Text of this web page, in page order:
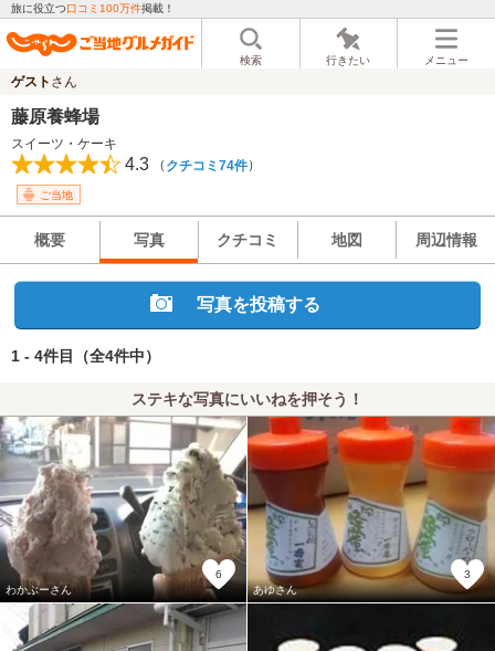
旅に役立つ口コミ100万件掲載！
検索 行きたい メニュー
ゲスト さん
藤原養蜂場
スイーツ・ケーキ
4.3 （ クチコミ74件）
ご当地
概要 写真 クチコミ 地図 周辺情報
写真を投稿する
1 - 4件目 （全4件中）
ステキな写真にいいねを押そう！
わかぶーさん
6
あゆさん
3